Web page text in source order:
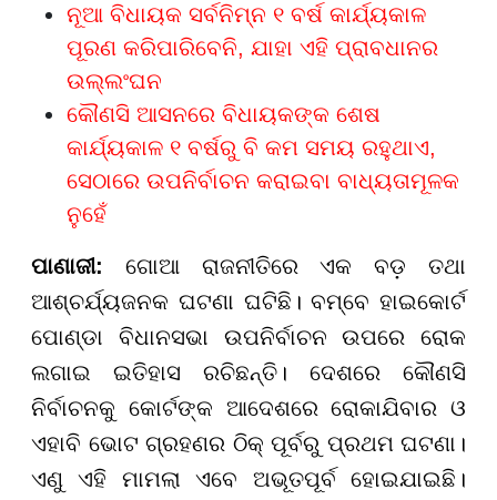
ନୂଆ ବିଧାୟକ ସର୍ବନିମ୍ନ ୧ ବର୍ଷ କାର୍ଯ୍ୟକାଳ
ପୂରଣ କରିପାରିବେନି, ଯାହା ଏହି ପ୍ରାବଧାନର
ଉଲ୍ଲଂଘନ
କୌଣସି ଆସନରେ ବିଧାୟକଙ୍କ ଶେଷ
କାର୍ଯ୍ୟକାଳ ୧ ବର୍ଷରୁ ବି କମ ସମୟ ରହୁଥାଏ,
ସେଠାରେ ଉପନିର୍ବାଚନ କରାଇବା ବାଧ୍ୟତାମୂଳକ
ନୁହେଁ
ପାଣାଜୀ: ଗୋଆ ରାଜନୀତିରେ ଏକ ବଡ଼ ତଥା
ଆଶ୍ଚର୍ଯ୍ୟଜନକ ଘଟଣା ଘଟିଛି। ବମ୍ବେ ହାଇକୋର୍ଟ
ପୋଣ୍ଡା ବିଧାନସଭା ଉପନିର୍ବାଚନ ଉପରେ ରୋକ
ଲଗାଇ ଇତିହାସ ରଚିଛନ୍ତି। ଦେଶରେ କୌଣସି
ନିର୍ବାଚନକୁ କୋର୍ଟଙ୍କ ଆଦେଶରେ ରୋକାଯିବାର ଓ
ଏହାବି ଭୋଟ ଗ୍ରହଣର ଠିକ୍ ପୂର୍ବରୁ ପ୍ରଥମ ଘଟଣା।
ଏଣୁ ଏହି ମାମଲା ଏବେ ଅଭୂତପୂର୍ବ ହୋଇଯାଇଛି।